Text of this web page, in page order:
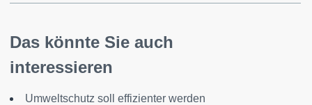
Das könnte Sie auch
interessieren
Umweltschutz soll effizienter werden